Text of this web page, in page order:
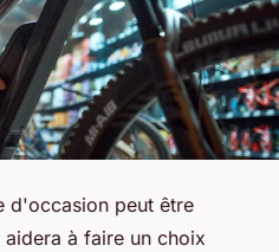
d'occasion peut être
à faire un choix